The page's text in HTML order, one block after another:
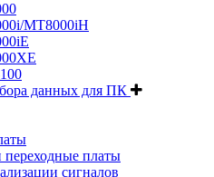
MT8000iH
данных для ПК
платы
сигналов